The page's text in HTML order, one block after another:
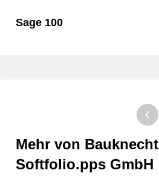
Sage 100
Mehr von Bauknecht
Softfolio.pps GmbH